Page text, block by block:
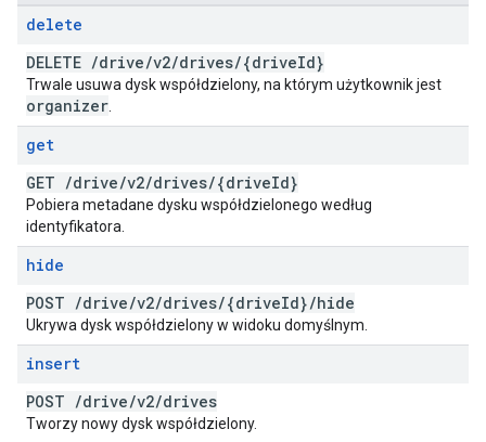
delete
DELETE /drive/v2/drives/{driveId}
Trwale usuwa dysk współdzielony, na którym użytkownik jest
organizer
get
GET /drive/v2/drives/{driveId}
Pobiera metadane dysku współdzielonego według
identyfikatora.
hide
POST /drive/v2/drives/{driveId}/hide
Ukrywa dysk współdzielony w widoku domyślnym.
insert
POST /drive/v2/drives
Tworzy nowy dysk współdzielony.